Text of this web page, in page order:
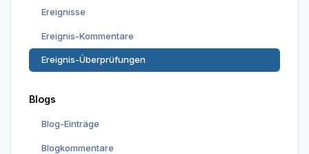
Ereignisse
Ereignis-Kommentare
Ereignis-Überprüfungen
Blogs
Blog-Einträge
Blogkommentare